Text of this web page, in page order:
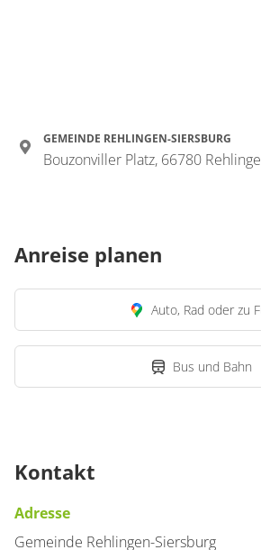
GEMEINDE REHLINGEN-SIERSBURG
Bouzonviller Platz, 66780
Anreise planen
Auto, Rad oder zu
Bus und Bahn
Kontakt
Adresse
Gemeinde Rehlingen-Siersburg